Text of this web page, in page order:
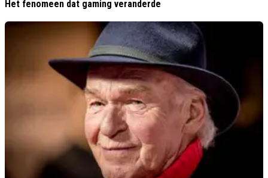
Het fenomeen dat gaming veranderde